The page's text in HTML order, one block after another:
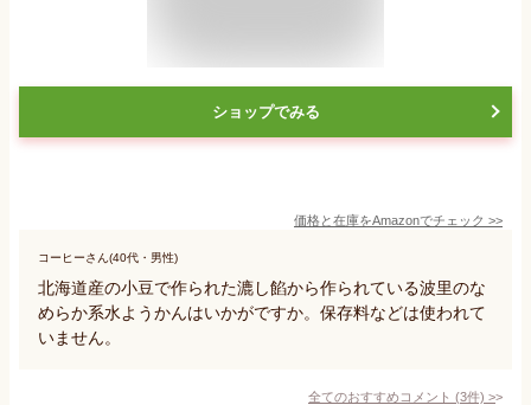
ショップでみる
価格と在庫をAmazonでチェック >>
コーヒーさん(40代・男性)
北海道産の小豆で作られた漉し餡から作られている波里のな
めらか系水ようかんはいかがですか。保存料などは使われて
いません。
全てのおすすめコメント (3件) >